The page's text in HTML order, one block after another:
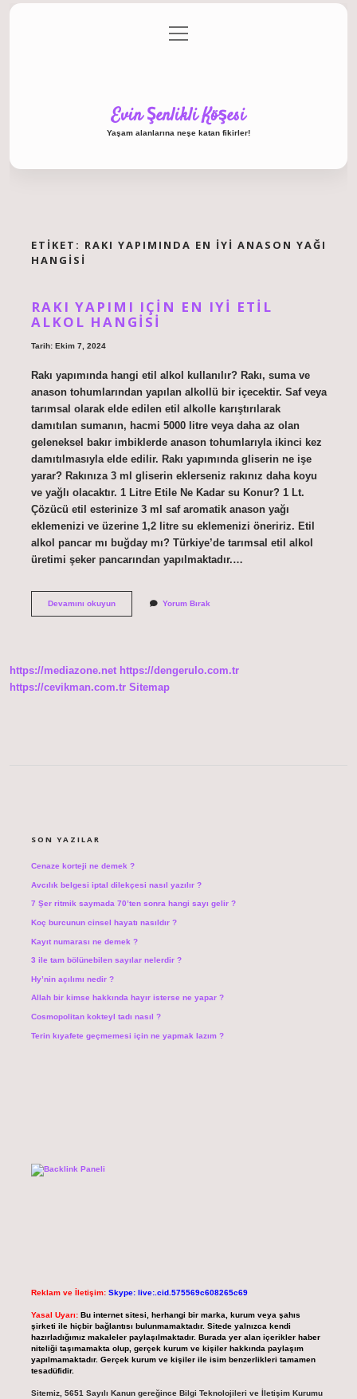
Gizlilik Politikası
menüyü
aç
Evin Şenlikli Köşesi
Yaşam alanlarına neşe katan fikirler!
ETIKET: RAKI YAPIMINDA EN IYI ANASON YAĞI
HANGISI
RAKI YAPIMI IÇIN EN IYI ETIL
ALKOL HANGISI
Tarih: Ekim 7, 2024
Rakı yapımında hangi etil alkol kullanılır? Rakı, suma ve
anason tohumlarından yapılan alkollü bir içecektir. Saf veya
tarımsal olarak elde edilen etil alkolle karıştırılarak
damıtılan sumanın, hacmi 5000 litre veya daha az olan
geleneksel bakır imbiklerde anason tohumlarıyla ikinci kez
damıtılmasıyla elde edilir. Rakı yapımında gliserin ne işe
yarar? Rakınıza 3 ml gliserin eklerseniz rakınız daha koyu
ve yağlı olacaktır. 1 Litre Etile Ne Kadar su Konur? 1 Lt.
Çözücü etil esterinize 3 ml saf aromatik anason yağı
eklemenizi ve üzerine 1,2 litre su eklemenizi öneririz. Etil
alkol pancar mı buğday mı? Türkiye’de tarımsal etil alkol
üretimi şeker pancarından yapılmaktadır.…
Devamını okuyunRakı
Alkol
Yorum Bırak
https://mediazone.net https://dengerulo.com.tr
https://cevikman.com.tr Sitemap
SON YAZILAR
Cenaze korteji ne demek ?
Avcılık belgesi iptal dilekçesi nasıl yazılır ?
7 Şer ritmik saymada 70’ten sonra hangi sayı gelir ?
Koç burcunun cinsel hayatı nasıldır ?
Kayıt numarası ne demek ?
3 ile tam bölünebilen sayılar nelerdir ?
Hy’nin açılımı nedir ?
Allah bir kimse hakkında hayır isterse ne yapar ?
Cosmopolitan kokteyl tadı nasıl ?
Terin kıyafete geçmemesi için ne yapmak lazım ?
Reklam ve İletişim: Skype: live:.cid.575569c608265c69
Yasal Uyarı: Bu internet sitesi, herhangi bir marka, kurum veya şahıs
şirketi ile hiçbir bağlantısı bulunmamaktadır. Sitede yalnızca kendi
hazırladığımız makaleler paylaşılmaktadır. Burada yer alan içerikler haber
niteliği taşımamakta olup, gerçek kurum ve kişiler hakkında paylaşım
yapılmamaktadır. Gerçek kurum ve kişiler ile isim benzerlikleri tamamen
tesadüfidir.
Sitemiz, 5651 Sayılı Kanun gereğince Bilgi Teknolojileri ve İletişim Kurumu